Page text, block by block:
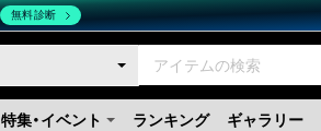
特集・イベント ランキング ギャラリー
無料診断